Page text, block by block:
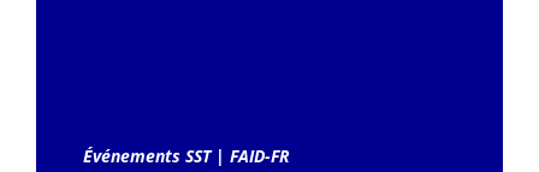
Événements SST| FAID-FR